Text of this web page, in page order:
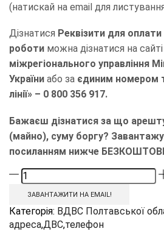
(натискай на email для
Дізнатися Реквізити для оплати
роботи можна дізнатися на сайті
міжрегіонального управління
України або за єдиним номером
лінії» – 0 800 356 917.
Бажаєш дізнатися за що
(майно), суму боргу?
посиланням нижче
ЗАВАНТАЖИТИ НА EMAIL!
Категорія: ВДВС Полтавської
адреса,ДВС,телефон